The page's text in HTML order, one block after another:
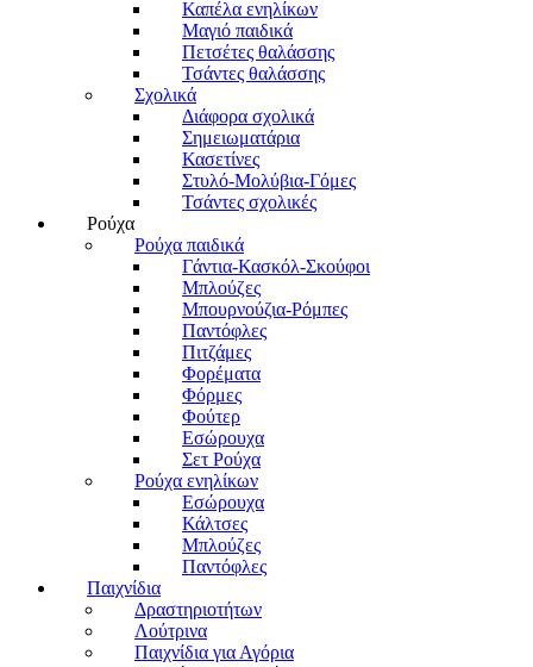
Καπέλα ενηλίκων
Μαγιό παιδικά
Πετσέτες θαλάσσης
Τσάντες θαλάσσης
Σχολικά
Διάφορα σχολικά
Σημειωματάρια
Κασετίνες
Στυλό-Μολύβια-Γόμες
Τσάντες σχολικές
Ρούχα
Ρούχα παιδικά
Γάντια-Κασκόλ-Σκούφοι
Μπλούζες
Μπουρνούζια-Ρόμπες
Παντόφλες
Πιτζάμες
Φορέματα
Φόρμες
Φούτερ
Εσώρουχα
Σετ Ρούχα
Ρούχα ενηλίκων
Εσώρουχα
Κάλτσες
Μπλούζες
Παντόφλες
Παιχνίδια
Δραστηριοτήτων
Λούτρινα
Παιχνίδια για Αγόρια